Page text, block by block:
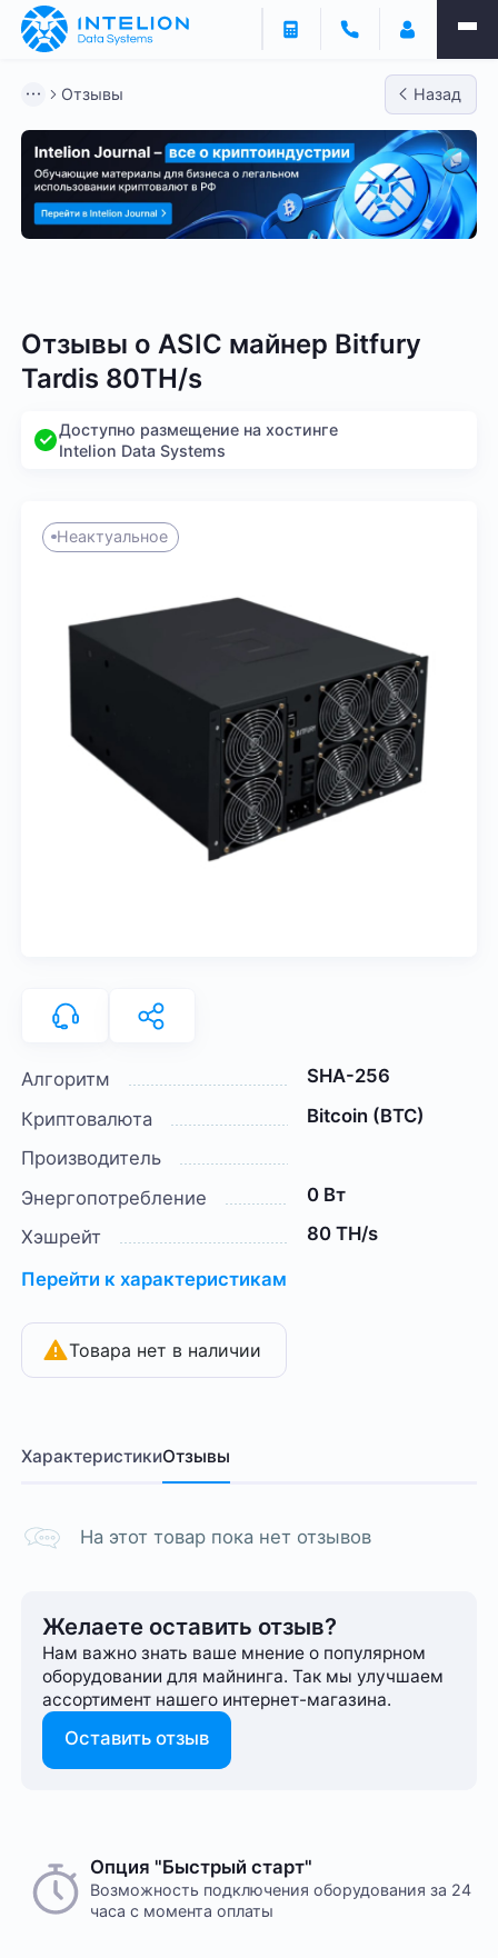
Отзывы Назад
Отзывы о ASIC майнер Bitfury
Tardis 80TH/s
Доступно размещение на хостинге
Intelion Data Systems
Неактуальное
Алгоритм
SHA-256
Криптовалюта
Bitcoin (BTC)
Производитель
Энергопотребление
0 Вт
Хэшрейт
80 TH/s
Перейти к характеристикам
Товара нет в наличии
ХарактеристикиОтзывы
На этот товар пока нет отзывов
Желаете оставить отзыв?
Нам важно знать ваше мнение о популярном
оборудовании для майнинга. Так мы улучшаем
ассортимент нашего интернет-⁠магазина.
Оставить отзыв
Опция "Быстрый старт"
Возможность подключения оборудования за 24
часа с момента оплаты